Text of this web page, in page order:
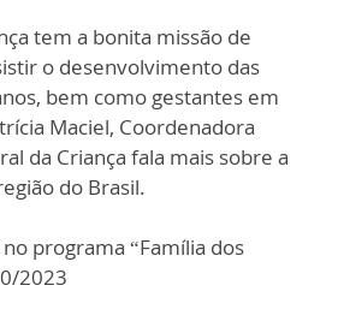
tem a bonita missão de
o desenvolvimento das
bem como gestantes em
Maciel, Coordenadora
da Criança fala mais sobre a
do Brasil.
programa “Família dos
2023